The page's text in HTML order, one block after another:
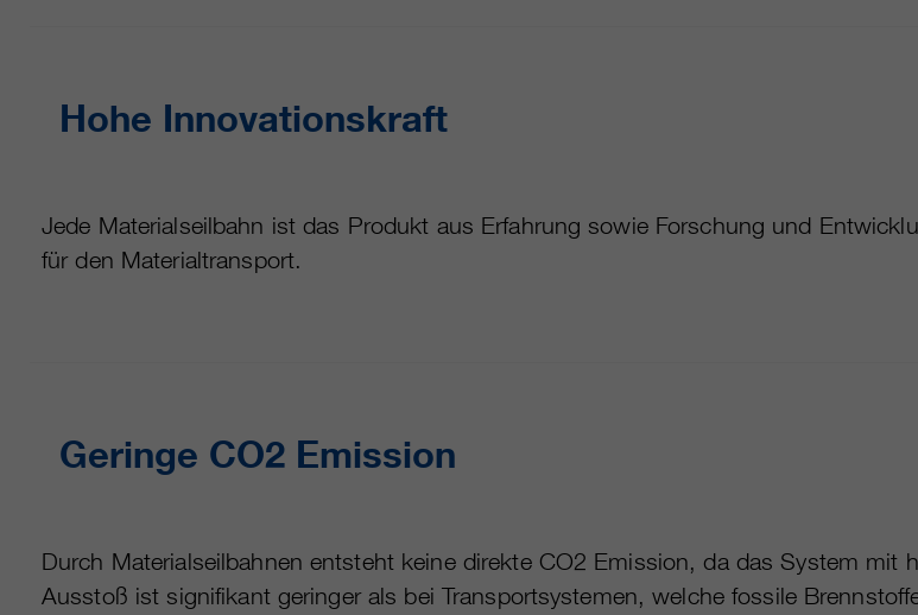
Hohe Innovationskraft
Jede Materialseilbahn ist das Produkt aus Erfahrung sowie Forschung und
für den Materialtransport.
Geringe CO2 Emission
Durch Materialseilbahnen entsteht keine direkte CO2 Emission, da das System mit
Ausstoß ist signifikant geringer als bei Transportsystemen, welche fossile